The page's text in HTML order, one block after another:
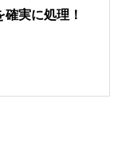
実に処理！